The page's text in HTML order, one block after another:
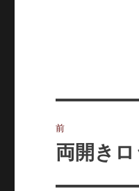
稿
前
前
投
両開き